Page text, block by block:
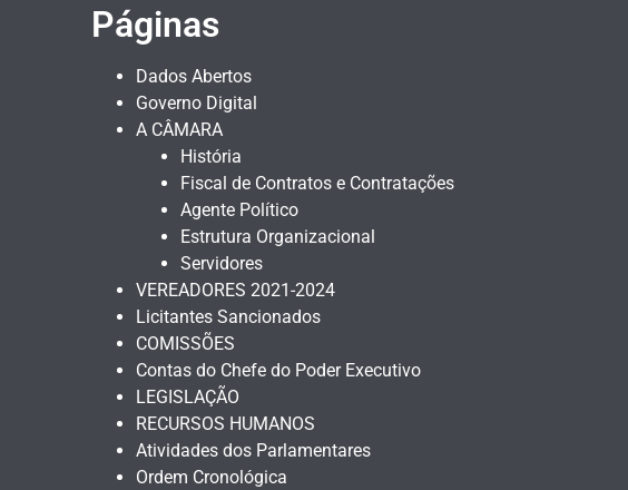
Páginas
Dados Abertos
Governo Digital
A CÂMARA
História
Fiscal de Contratos e Contratações
Agente Político
Estrutura Organizacional
Servidores
VEREADORES 2021-2024
Licitantes Sancionados
COMISSÕES
Contas do Chefe do Poder Executivo
LEGISLAÇÃO
RECURSOS HUMANOS
Atividades dos Parlamentares
Ordem Cronológica